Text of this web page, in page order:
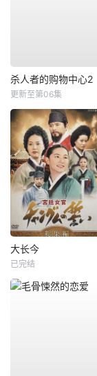
杀人者的购物中心2
更新至第06集
大长今
已完结